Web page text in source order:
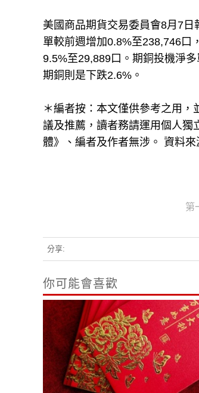
美國商品期貨交易委員會8月7
單較前週增加0.8%至238,746口
9.5%至29,889口。期銅投機淨
期銅則是下跌2.6%。
＊編者按：本文僅供參考之用
議及推薦，讀者務請運用個人獨
體》、編者及作者無涉。 資料來
第
分享:
你可能會喜歡